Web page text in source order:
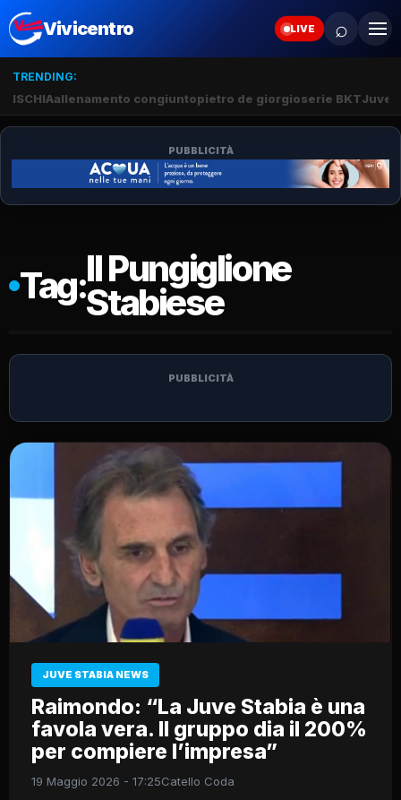
Vivicentro LIVE ⌕
TRENDING:
ISCHIAallenamento congiuntopietro de giorgioserie BKTJuve
PUBBLICITÀ
Tag:Il Pungiglione
Stabiese
PUBBLICITÀ
JUVE STABIA NEWS
Raimondo: “La Juve Stabia è una
favola vera. Il gruppo dia il 200%
per compiere l’impresa”
19 Maggio 2026 - 17:25Catello Coda